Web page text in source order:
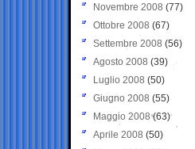
Novembre 2008 (77)
Ottobre 2008 (67)
Settembre 2008 (56)
Agosto 2008 (39)
Luglio 2008 (50)
Giugno 2008 (55)
Maggio 2008(63)
Aprile 2008 (50)